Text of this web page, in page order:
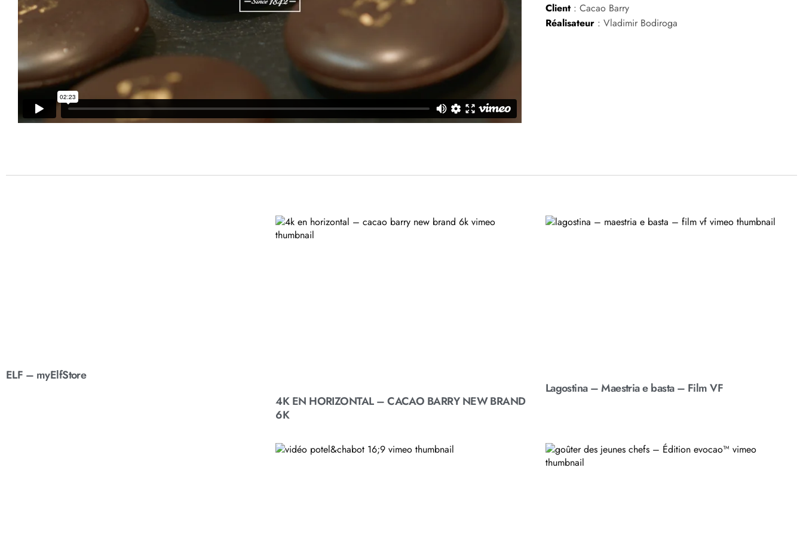
Client: Cacao Barry
Réalisateur: Vladimir Bodiroga
ELF – myElfStore
4K EN HORIZONTAL – CACAO BARRY NEW BRAND
6K
Lagostina – Maestria e basta – Film VF